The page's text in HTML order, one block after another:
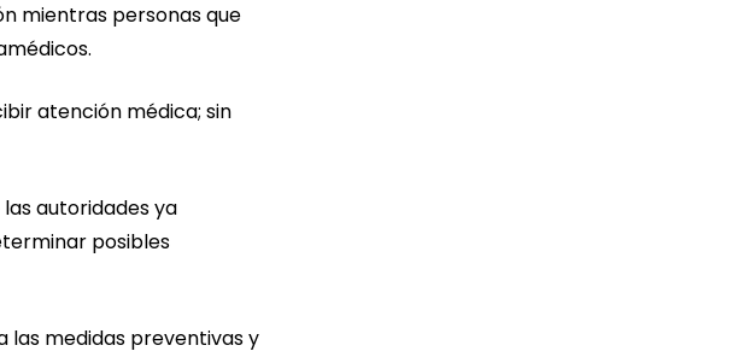
mientras personas que
atención médica; sin
autoridades ya
posibles
las medidas preventivas y